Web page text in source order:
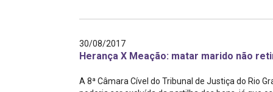
30/08/2017
Herança X Meação: matar marido não
A 8ª Câmara Cível do Tribunal de Justiça do Rio